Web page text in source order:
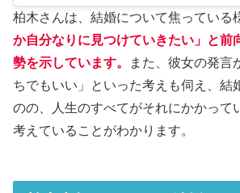
柏木さんは、結婚について焦っている
か自分なりに見つけていきたい」と前
勢を示しています。
また、彼女の発言
ちでもいい」といった考えも伺え、結
のの、人生のすべてがそれにかかって
考えていることがわかります。